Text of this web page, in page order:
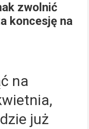
zwolnić
koncesję na
na
już